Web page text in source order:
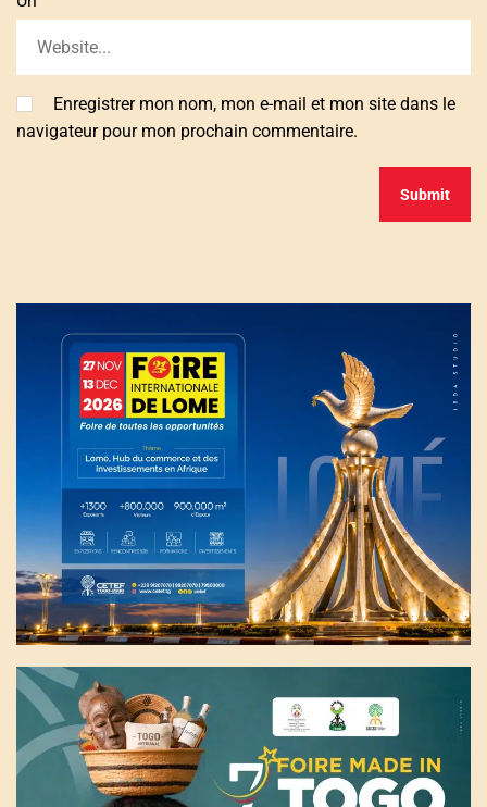
Enregistrer mon nom, mon e-mail et mon site dans le
navigateur pour mon prochain commentaire.